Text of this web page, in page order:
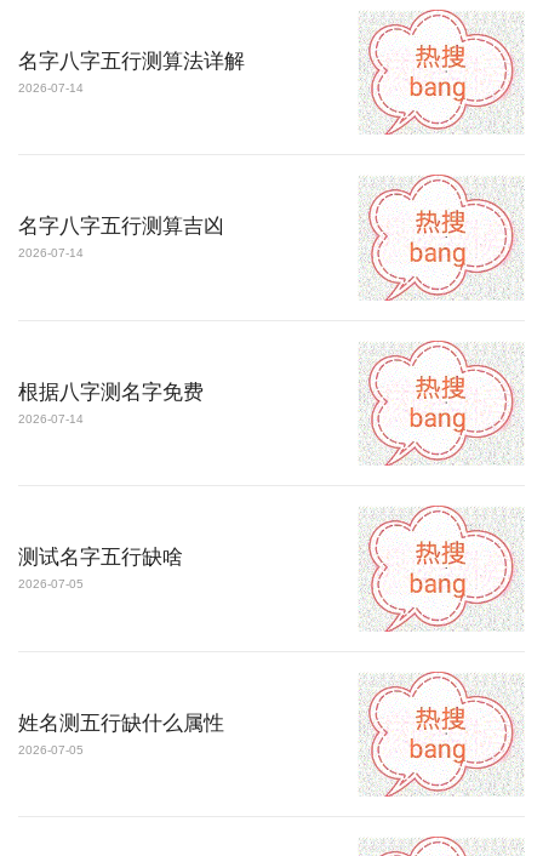
名字八字五行测算法详解
2026-07-14
名字八字五行测算吉凶
2026-07-14
根据八字测名字免费
2026-07-14
测试名字五行缺啥
2026-07-05
姓名测五行缺什么属性
2026-07-05